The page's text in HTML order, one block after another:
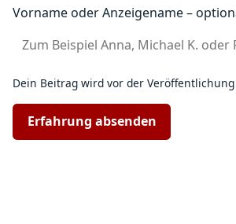
Vorname oder Anzeigename –
Dein Beitrag wird vor der
Erfahrung absenden